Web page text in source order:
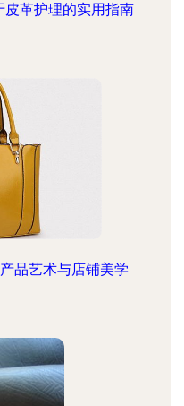
皮革护理的实用指南
品艺术与店铺美学